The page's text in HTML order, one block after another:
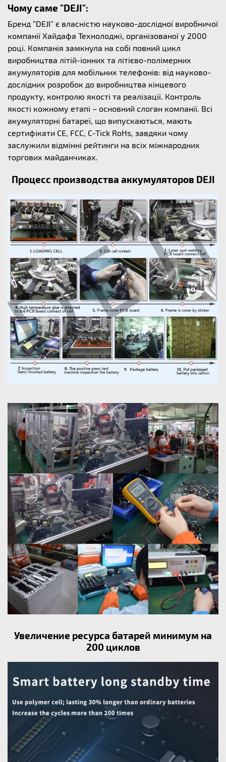
Чому саме "DEJI":
Бренд “DEJI” є власністю науково-дослідної виробничої
компанії Хайдафа Технолоджі, організованої у 2000
році. Компанія замкнула на собі повний цикл
виробництва літій-іонних та літієво-полімерних
акумуляторів для мобільних телефонів: від науково-
дослідних розробок до виробництва кінцевого
продукту, контролю якості та реалізації. Контроль
якості кожному етапі – основний слоган компанії. Всі
акумуляторні батареї, що випускаються, мають
сертифікати CE, FCC, C-Tick RoHs, завдяки чому
заслужили відмінні рейтинги на всіх міжнародних
торгових майданчиках.
Процесс производства аккумуляторов DEJI
Увеличение ресурса батарей минимум на
200 циклов